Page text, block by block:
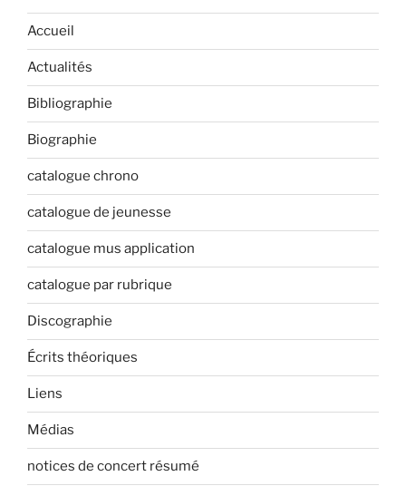
Accueil
Actualités
Bibliographie
Biographie
catalogue chrono
catalogue de jeunesse
catalogue mus application
catalogue par rubrique
Discographie
Écrits théoriques
Liens
Médias
notices de concert résumé